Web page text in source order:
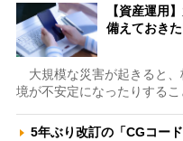
【資産運用
備えておき
大規模な災害が起きると、
境が不安定になったりする
5年ぶり改訂の「CGコー